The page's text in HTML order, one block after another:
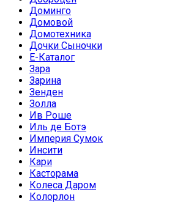
Доминго
Домовой
Домотехника
Дочки Сыночки
Е-Каталог
Зара
Зарина
Зенден
Золла
Ив Роше
Иль де Ботэ
Империя Сумок
Инсити
Кари
Касторама
Колеса Даром
Колорлон